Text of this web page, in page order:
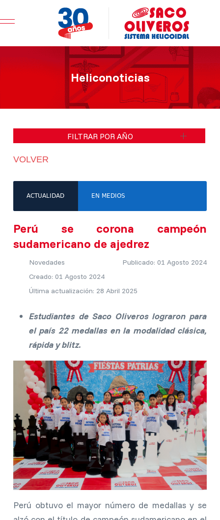
Mobile Menu Toggle
Heliconoticias
FILTRAR POR AÑO
VOLVER
ACTUALIDAD EN MEDIOS
Perú se corona campeón
sudamericano de ajedrez
Novedades
Publicado: 01 Agosto 2024
Creado: 01 Agosto 2024
Última actualización: 28 Abril 2025
Estudiantes de Saco Oliveros lograron para
el país 22 medallas en la modalidad clásica,
rápida y blitz.
Perú obtuvo el mayor número de medallas y se